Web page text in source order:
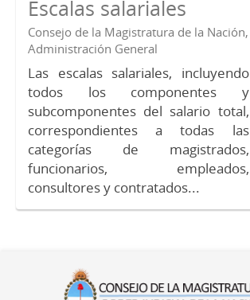
Escalas salariales
Consejo de la Magistratura de la Nación,
Administración General
Las escalas salariales, incluyendo
todos los componentes y
subcomponentes del salario total,
correspondientes a todas las
categorías de magistrados,
funcionarios, empleados,
consultores y contratados...